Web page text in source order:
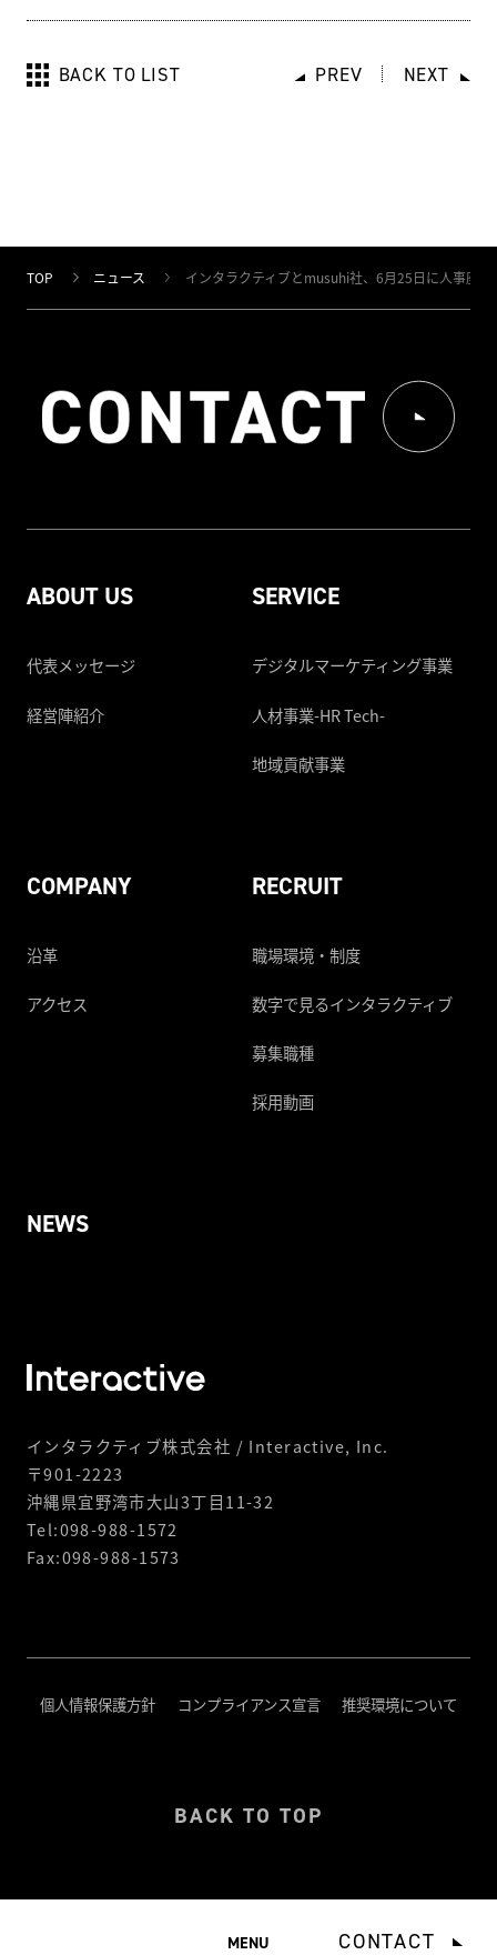
MENU
CONTACT
BACK TO LIST PREV NEXT
TOP ニュース インタラクティブとmusuhi社、6月25日に人事座談
ABOUT US
代表メッセージ
経営陣紹介
SERVICE
デジタルマーケティング事業
人材事業-HR Tech-
地域貢献事業
COMPANY
沿革
アクセス
RECRUIT
職場環境・制度
数字で見るインタラクティブ
募集職種
採用動画
NEWS
インタラクティブ株式会社 / Interactive, Inc.
〒901-2223
沖縄県宜野湾市大山3丁目11-32
Tel:098-988-1572
Fax:098-988-1573
個人情報保護方針 コンプライアンス宣言 推奨環境について
BACK TO TOP